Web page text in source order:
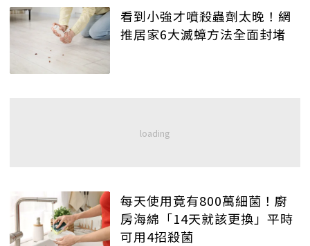
看到小強才噴殺蟲劑太晚！網
推居家6大滅蟑方法全面封堵
每天使用竟有800萬細菌！廚
房海綿「14天就該更換」平時
可用4招殺菌